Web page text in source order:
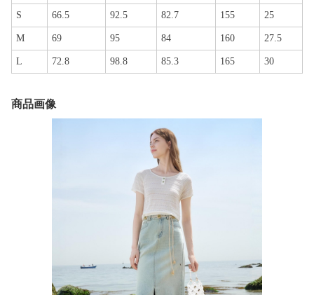
S 66.5 92.5 82.7 155 25
M 69 95 84 160 27.5
L 72.8 98.8 85.3 165 30
商品画像